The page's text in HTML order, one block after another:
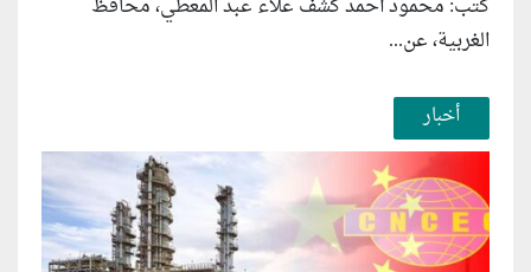
كتب: محمود أحمد كشف علاء عبد المعطي، محافظ
الغربية، عن...
أخبار